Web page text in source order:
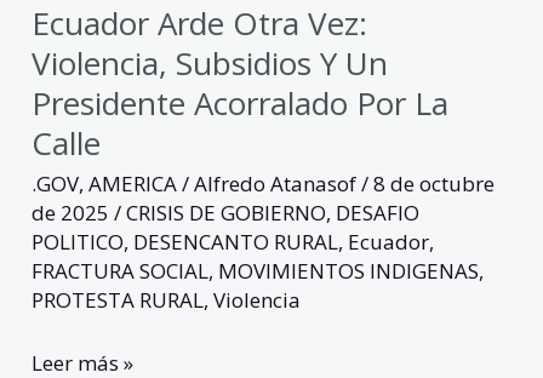
Ecuador Arde Otra Vez:
Violencia, Subsidios Y Un
Presidente Acorralado Por La
Calle
.GOV,AMERICA/Alfredo Atanasof/8 de octubre
de 2025/CRISIS DE GOBIERNO, DESAFIO
POLITICO, DESENCANTO RURAL, Ecuador,
FRACTURA SOCIAL, MOVIMIENTOS INDIGENAS,
PROTESTA RURAL,Violencia
Leer más »